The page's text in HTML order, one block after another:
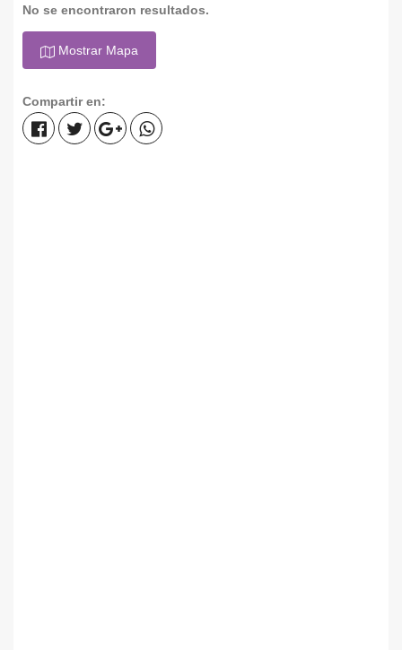
No se encontraron resultados.
Mostrar Mapa
Compartir en: